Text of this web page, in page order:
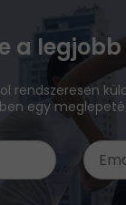
a
rendszeresen
egy